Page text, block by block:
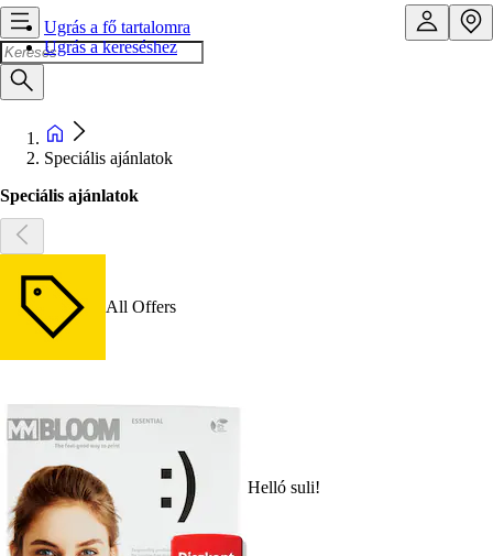
Ugrás a fő tartalomra
Ugrás a kereséshez
Speciális ajánlatok
Speciális ajánlatok
All Offers
Helló suli!